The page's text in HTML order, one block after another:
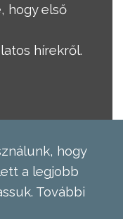
hogy első
hírekről.
hogy
a legjobb
További